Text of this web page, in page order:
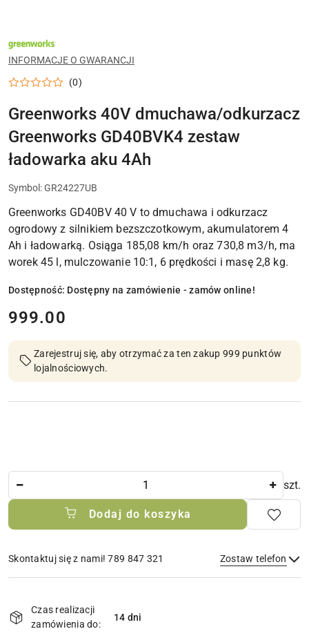
NAZWA
PRODUCENTA:
GREENWORKS
INFORMACJE O GWARANCJI
(0)
Greenworks 40V dmuchawa/odkurzacz
Greenworks GD40BVK4 zestaw
ładowarka aku 4Ah
Symbol:GR24227UB
Greenworks GD40BV 40 V to dmuchawa i odkurzacz
ogrodowy z silnikiem bezszczotkowym, akumulatorem 4
Ah i ładowarką. Osiąga 185,08 km/h oraz 730,8 m3/h, ma
worek 45 l, mulczowanie 10:1, 6 prędkości i masę 2,8 kg.
Dostępność: Dostępny na zamówienie - zamów online!
cena:
999.00
Zarejestruj się, aby otrzymać za ten zakup 999 punktów
lojalnościowych.
szt.
Dodaj do koszyka
Skontaktuj się z nami! 789 847 321 Zostaw telefon
Wyślij
dostawa
Czas realizacji
zamówienia do:
14 dni